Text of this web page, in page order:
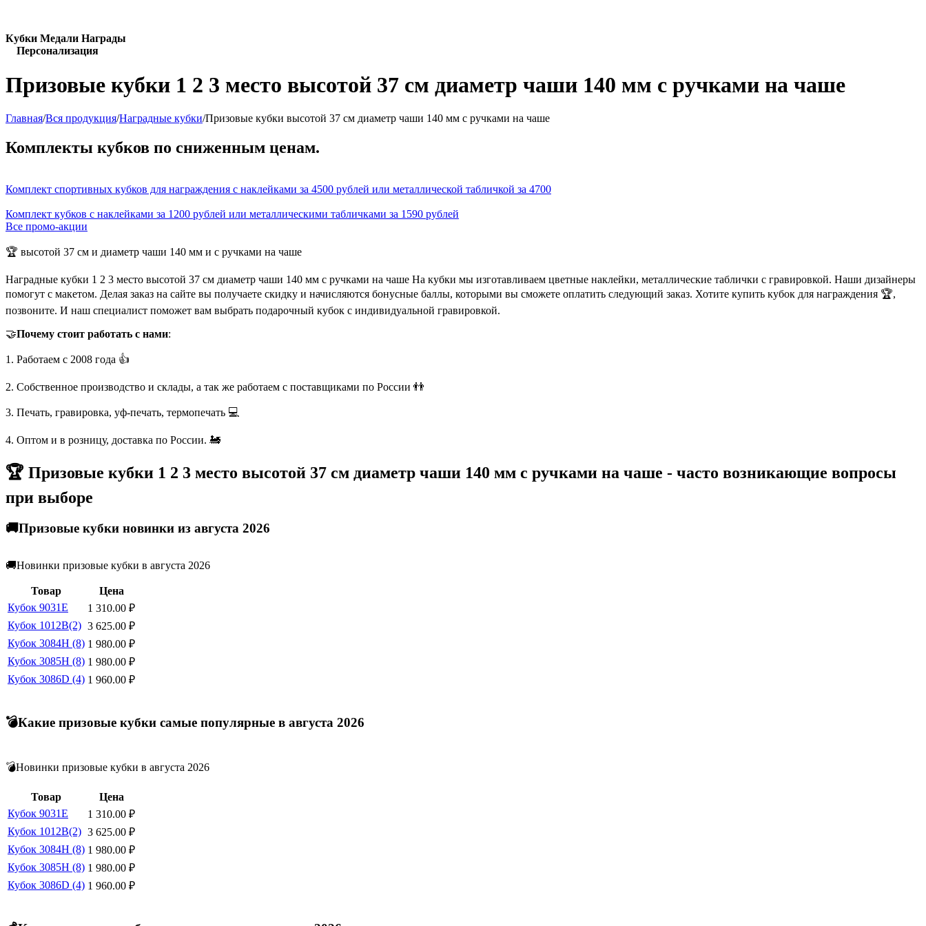
Кубки Медали Награды
Персонализация
Призовые кубки 1 2 3 место высотой 37 см диаметр чаши 140 мм с ручками на чаше
Главная/Вся продукция/Наградные кубки/Призовые кубки высотой 37 см диаметр чаши 140 мм с ручками на чаше
Комплекты кубков по сниженным ценам.
Комплект спортивных кубков для награждения с наклейками за 4500 рублей или металлической табличкой за 4700
Комплект кубков с наклейками за 1200 рублей или металлическими табличками за 1590 рублей
Все промо-акции
🏆 высотой 37 см и диаметр чаши 140 мм и с ручками на чаше
Наградные кубки 1 2 3 место высотой 37 см диаметр чаши 140 мм с ручками на чаше На кубки мы изготавливаем цветные наклейки, металлические таблички с гравировкой. Наши дизайнеры
помогут с макетом. Делая заказ на сайте вы получаете скидку и начисляются бонусные баллы, которыми вы сможете оплатить следующий заказ. Хотите купить кубок для награждения 🏆,
позвоните. И наш специалист поможет вам выбрать подарочный кубок с индивидуальной гравировкой.
🤝Почему стоит работать с нами:
1. Работаем с 2008 года 👍
2. Собственное производство и склады, а так же работаем с поставщиками по России 👬
3. Печать, гравировка, уф-печать, термопечать 💻
4. Оптом и в розницу, доставка по России. 🚂
🏆 Призовые кубки 1 2 3 место высотой 37 см диаметр чаши 140 мм с ручками на чаше - часто возникающие вопросы
при выборе
🚚Призовые кубки новинки из августа 2026
🚚Новинки призовые кубки в августа 2026
Товар
Цена
Кубок 9031E
1 310.00 ₽
Кубок 1012B(2) 3 625.00 ₽
Кубок 3084H (8) 1 980.00 ₽
Кубок 3085H (8) 1 980.00 ₽
Кубок 3086D (4) 1 960.00 ₽
💣Какие призовые кубки самые популярные в августа 2026
💣Новинки призовые кубки в августа 2026
Товар
Цена
Кубок 9031E
1 310.00 ₽
Кубок 1012B(2) 3 625.00 ₽
Кубок 3084H (8) 1 980.00 ₽
Кубок 3085H (8) 1 980.00 ₽
Кубок 3086D (4) 1 960.00 ₽